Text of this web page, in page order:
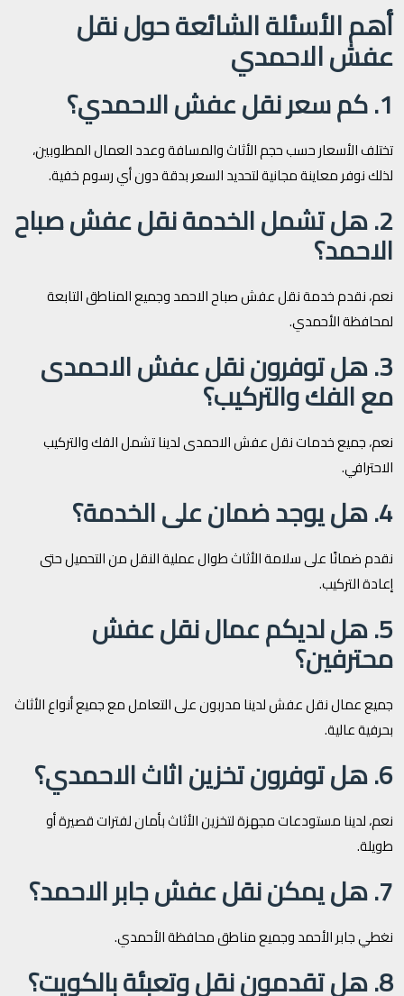
أهم الأسئلة الشائعة حول نقل
عفش الاحمدي
1. كم سعر نقل عفش الاحمدي؟
تختلف الأسعار حسب حجم الأثاث والمسافة وعدد العمال المطلوبين،
لذلك نوفر معاينة مجانية لتحديد السعر بدقة دون أي رسوم خفية.
2. هل تشمل الخدمة نقل عفش صباح
الاحمد؟
نعم، نقدم خدمة نقل عفش صباح الاحمد وجميع المناطق التابعة
لمحافظة الأحمدي.
3. هل توفرون نقل عفش الاحمدى
مع الفك والتركيب؟
نعم، جميع خدمات نقل عفش الاحمدى لدينا تشمل الفك والتركيب
الاحترافي.
4. هل يوجد ضمان على الخدمة؟
نقدم ضمانًا على سلامة الأثاث طوال عملية النقل من التحميل حتى
إعادة التركيب.
5. هل لديكم عمال نقل عفش
محترفين؟
جميع عمال نقل عفش لدينا مدربون على التعامل مع جميع أنواع الأثاث
بحرفية عالية.
6. هل توفرون تخزين اثاث الاحمدي؟
نعم، لدينا مستودعات مجهزة لتخزين الأثاث بأمان لفترات قصيرة أو
طويلة.
7. هل يمكن نقل عفش جابر الاحمد؟
نغطي جابر الأحمد وجميع مناطق محافظة الأحمدي.
8. هل تقدمون نقل وتعبئة بالكويت؟